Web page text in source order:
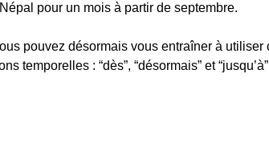
pour un mois à partir de septembre.
pouvez désormais vous entraîner à
temporelles : “dès”, “désormais” et